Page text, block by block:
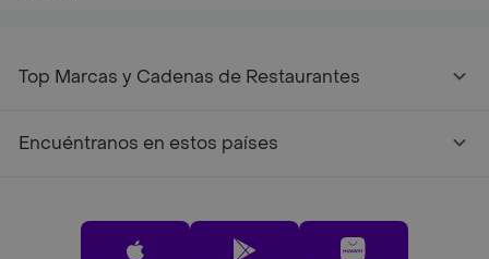
Top Marcas y Cadenas de Restaurantes
Encuéntranos en estos países